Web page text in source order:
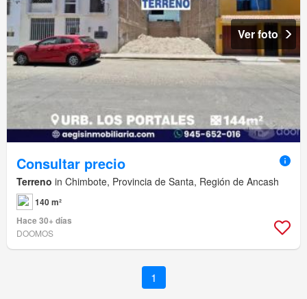
Ver foto
Consultar precio
Terreno in Chimbote, Provincia de Santa, Región de Ancash
140 m²
Hace 30+ días
DOOMOS
1